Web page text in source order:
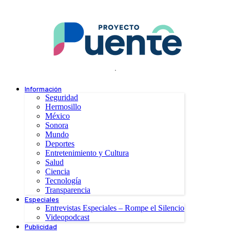
.
Información
Seguridad
Hermosillo
México
Sonora
Mundo
Deportes
Entretenimiento y Cultura
Salud
Ciencia
Tecnología
Transparencia
Especiales
Entrevistas Especiales – Rompe el Silencio
Videopodcast
Publicidad